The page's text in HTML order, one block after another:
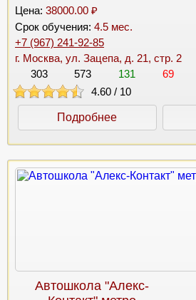
Цена: 38000.00 ₽
Срок обучения: 4.5 мес.
+7 (967) 241-92-85
г. Москва, ул. Зацепа, д. 21, стр. 2
303
573 131
69
4.60 / 10
Подробнее
Автошкола "Алекс-